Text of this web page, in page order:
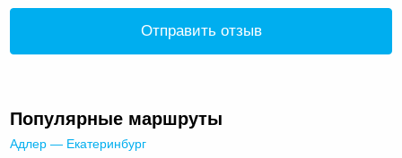
Отправить отзыв
Популярные маршруты
Адлер — Екатеринбург